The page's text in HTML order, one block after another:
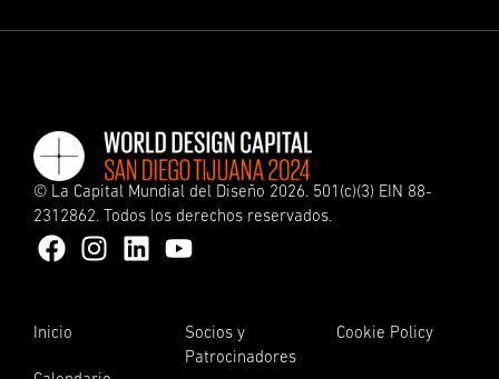
© La Capital Mundial del Diseño 2026. 501(c)(3) EIN 88-
2312862. Todos los derechos reservados.
Inicio
Socios y
Patrocinadores
Cookie Policy